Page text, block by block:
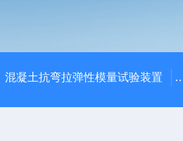
混凝土抗弯拉弹性模量试验装置